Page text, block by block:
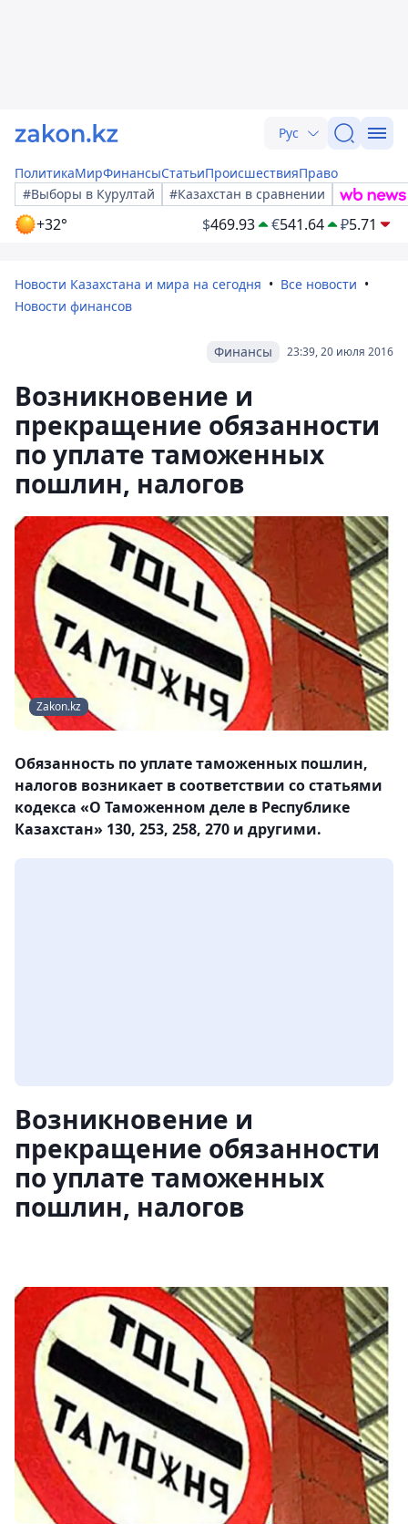
Рус
ПолитикаМирФинансыСтатьиПроисшествияПраво
#Выборы в Курултай
#Казахстан в сравнении
+32° $469.93 €541.64 ₽5.71
Новости Казахстана и мира на сегодня
Все новости
Новости финансов
23:39, 20 июля 2016
Финансы
Возникновение и
прекращение обязанности
по уплате таможенных
пошлин, налогов
Zakon.kz
Обязанность по уплате таможенных пошлин,
налогов возникает в соответствии со статьями
кодекса «О Таможенном деле в Республике
Казахстан» 130, 253, 258, 270 и другими.
Возникновение и
прекращение обязанности
по уплате таможенных
пошлин, налогов